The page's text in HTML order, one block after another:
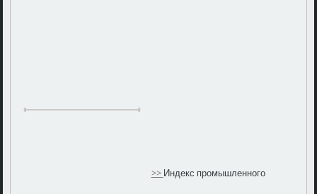
>>Индекс промышленного